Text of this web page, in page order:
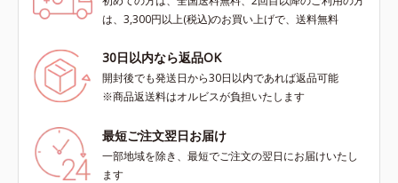
は、3,300円以上(税込)のお買い上げで、送料無料
30日以内なら返品OK
開封後でも発送日から30日以内であれば返品可能
※商品返送料はオルビスが負担いたします
最短ご注文翌日お届け
一部地域を除き、最短でご注文の翌日にお届けいたし
ます